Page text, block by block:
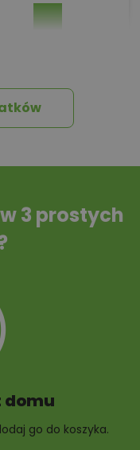
Przydomowa
projektów małej
3 prostych
domu
go do koszyka.